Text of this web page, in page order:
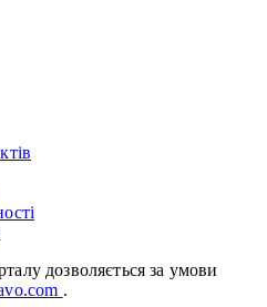
дозволяється за умови
.